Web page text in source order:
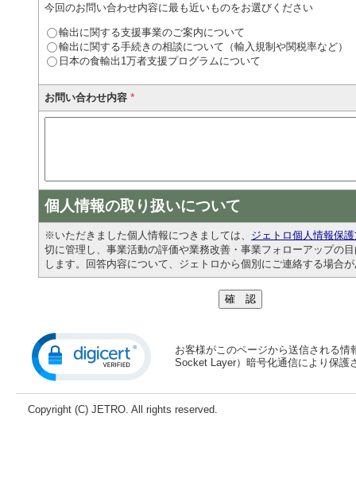
今回のお問い合わせ内容に最も近いものをお選びください
輸出に関する支援事業のご案内について
輸出に関する手続きの相談について（輸入規制や関税率など）
日本の食輸出1万者支援プログラムについて
お問い合わせ内容 *
個人情報の取り扱いについて
※いただきました個人情報につきましては、 ジェトロ個人情報保
切に管理し、事業活動の評価や業務改善・事業フォローアップの
します。回答内容について、ジェトロから個別にご連絡する場合
お客様がこのページから送信される情
Socket Layer）暗号化通信により保護
Copyright (C) JETRO. All rights reserved.